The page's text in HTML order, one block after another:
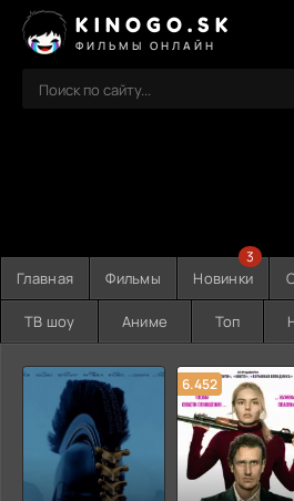
KINOGO.SK
ФИЛЬМЫ ОНЛАЙН
Главная Фильмы Новинки
3
ТВ шоу Аниме Топ
6.452